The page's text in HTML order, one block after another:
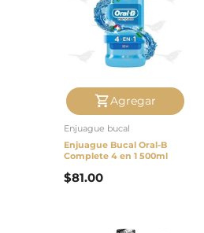
Agregar
Enjuague bucal
Enjuague Bucal Oral-B
Complete 4 en 1 500ml
$81.00